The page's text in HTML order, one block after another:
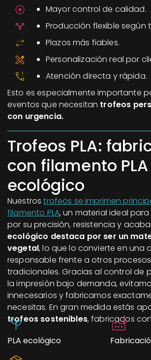
Mayor control de calidad.
Producción flexible según
Plazos más fiables.
Personalización real por
Atención directa y rápida.
Esto es especialmente importante
eventos que necesitan trofeos
con urgencia.
Trofeos PLA:
con filamento PLA
ecológico
Nuestrostrofeos se imprimen
filamento PLA, un material ideal para
por su precisión, resistencia y
ecológico destaca por ser un
vegetal, lo que lo convierte en una
responsable frente a otros
tradicionales. Gracias al control de
la impresión bajo demanda,
innecesarios y fabricamos
necesitas. En gran medida estás
trofeos sostenibles, fabricados
PLA ecológico